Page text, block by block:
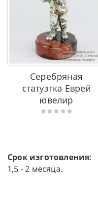
Серебряная
статуэтка Еврей
ювелир
Срок изготовления:
1,5 - 2 месяца.